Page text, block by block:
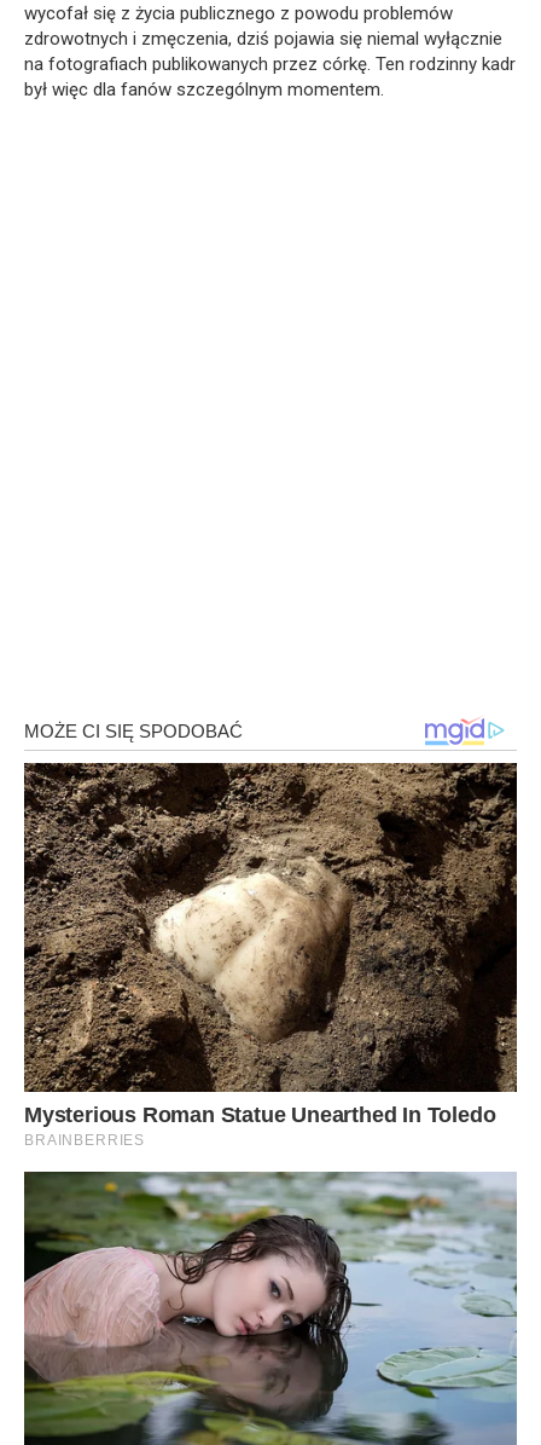
wycofał się z życia publicznego z powodu problemów
zdrowotnych i zmęczenia, dziś pojawia się niemal wyłącznie
na fotografiach publikowanych przez córkę. Ten rodzinny kadr
był więc dla fanów szczególnym momentem.